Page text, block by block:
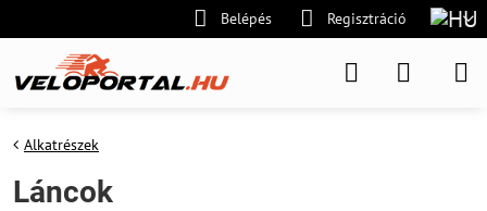
Belépés Regisztráció
Alkatrészek
Láncok